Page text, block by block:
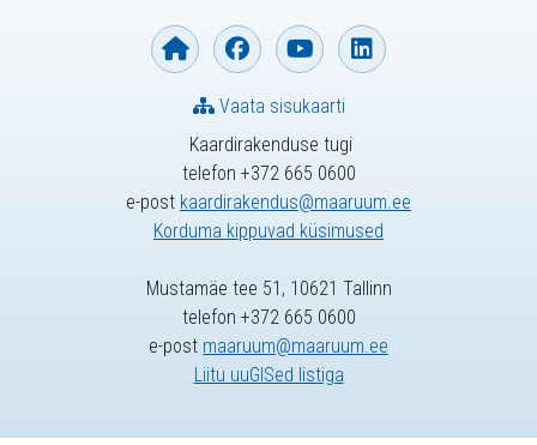
Kaardirakenduse tugi
telefon +372 665 0600
e-post kaardirakendus@maaruum.ee
Korduma kippuvad küsimused
Vaata sisukaarti
Mustamäe tee 51, 10621 Tallinn
telefon +372 665 0600
e-post maaruum@maaruum.ee
Liitu uuGISed listiga